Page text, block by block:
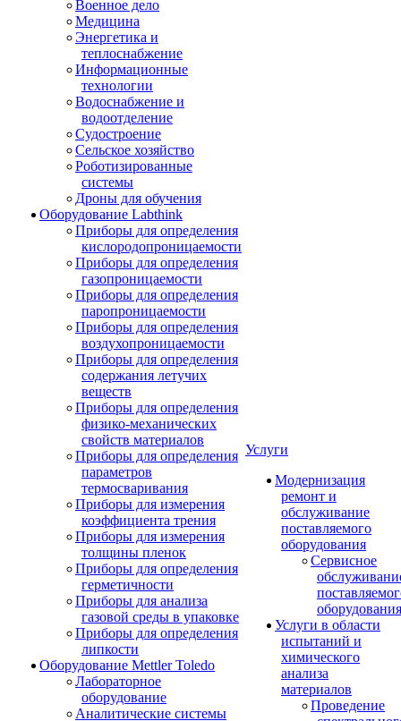
Военное дело
Медицина
Энергетика и
теплоснабжение
Информационные
технологии
Водоснабжение и
водоотделение
Судостроение
Сельское хозяйство
Роботизированные
системы
Дроны для обучения
Оборудование Labthink
Приборы для определения
кислородопроницаемости
Приборы для определения
газопроницаемости
Приборы для определения
паропроницаемости
Приборы для определения
воздухопроницаемости
Приборы для определения
содержания летучих
веществ
Приборы для определения
физико-механических
свойств материалов
Приборы для определения
параметров
термосваривания
Приборы для измерения
коэффициента трения
Приборы для измерения
толщины пленок
Приборы для определения
герметичности
Приборы для анализа
газовой среды в упаковке
Приборы для определения
липкости
Оборудование Mettler Toledo
Лабораторное
оборудование
Аналитические системы
Услуги
Модернизация
ремонт и
обслуживание
поставляемого
оборудования
Сервисное
оборудования
Услуги в области
испытаний и
химического
анализа
материалов
Проведение